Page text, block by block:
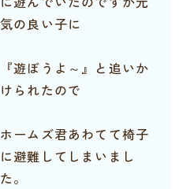
気の良い子に
『遊ぼうよ～』と追いか
けられたので
ホームズ君あわてて椅子
に避難してしまいまし
た。